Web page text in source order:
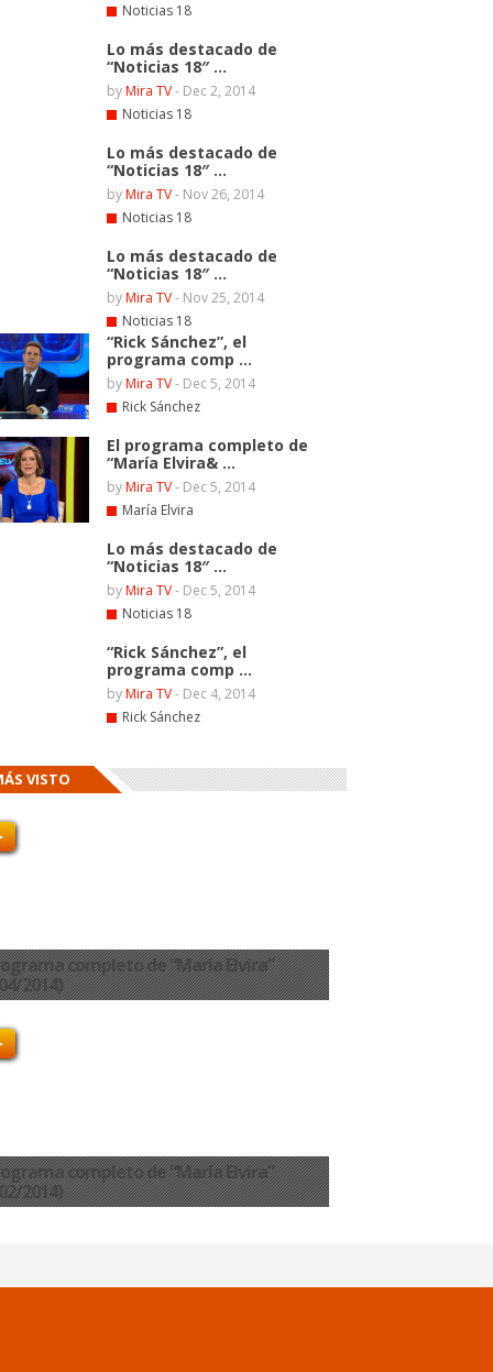
Noticias 18
Lo más destacado de
“Noticias 18″ ...
byMira TV- Dec 2, 2014
Noticias 18
Lo más destacado de
“Noticias 18″ ...
byMira TV- Nov 26, 2014
Noticias 18
Lo más destacado de
“Noticias 18″ ...
byMira TV- Nov 25, 2014
Noticias 18
“Rick Sánchez”, el
programa comp ...
byMira TV- Dec 5, 2014
Rick Sánchez
El programa completo de
“María Elvira& ...
byMira TV- Dec 5, 2014
María Elvira
Lo más destacado de
“Noticias 18″ ...
byMira TV- Dec 5, 2014
Noticias 18
“Rick Sánchez”, el
programa comp ...
byMira TV- Dec 4, 2014
Rick Sánchez
VISTO
completo de “María Elvira”
2014)
completo de “María Elvira”
2014)